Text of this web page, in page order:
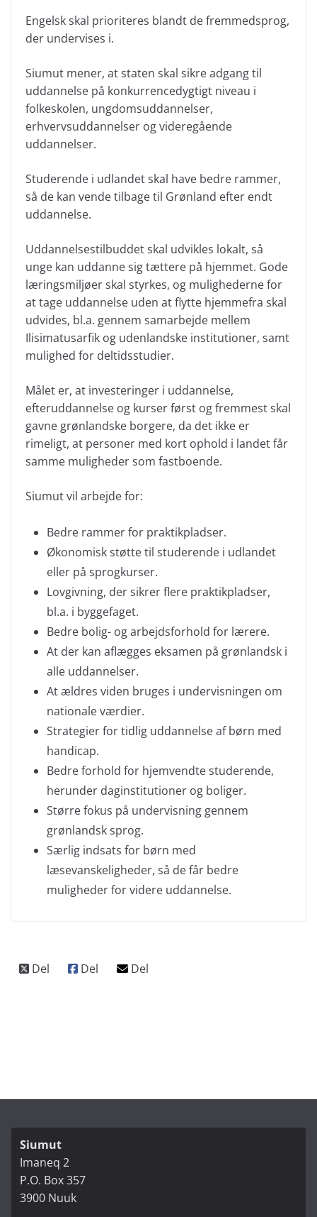
Engelsk skal prioriteres blandt de fremmedsprog,
der undervises i.
Siumut mener, at staten skal sikre adgang til
uddannelse på konkurrencedygtigt niveau i
folkeskolen, ungdomsuddannelser,
erhvervsuddannelser og videregående
uddannelser.
Studerende i udlandet skal have bedre rammer,
så de kan vende tilbage til Grønland efter endt
uddannelse.
Uddannelsestilbuddet skal udvikles lokalt, så
unge kan uddanne sig tættere på hjemmet. Gode
læringsmiljøer skal styrkes, og mulighederne for
at tage uddannelse uden at flytte hjemmefra skal
udvides, bl.a. gennem samarbejde mellem
Ilisimatusarfik og udenlandske institutioner, samt
mulighed for deltidsstudier.
Målet er, at investeringer i uddannelse,
efteruddannelse og kurser først og fremmest skal
gavne grønlandske borgere, da det ikke er
rimeligt, at personer med kort ophold i landet får
samme muligheder som fastboende.
Siumut vil arbejde for:
Bedre rammer for praktikpladser.
Økonomisk støtte til studerende i udlandet
eller på sprogkurser.
Lovgivning, der sikrer flere praktikpladser,
bl.a. i byggefaget.
Bedre bolig- og arbejdsforhold for lærere.
At der kan aflægges eksamen på grønlandsk i
alle uddannelser.
At ældres viden bruges i undervisningen om
nationale værdier.
Strategier for tidlig uddannelse af børn med
handicap.
Bedre forhold for hjemvendte studerende,
herunder daginstitutioner og boliger.
Større fokus på undervisning gennem
grønlandsk sprog.
Særlig indsats for børn med
læsevanskeligheder, så de får bedre
muligheder for videre uddannelse.
Siumut
Imaneq 2
P.O. Box 357
3900 Nuuk